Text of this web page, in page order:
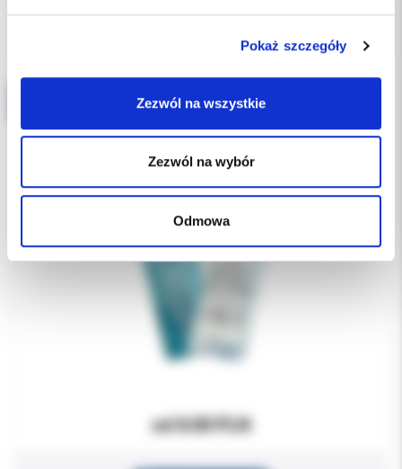
Pokaż szczegóły
Zezwól na wszystkie
Zezwól na wybór
Odmowa
COVERdent osłony stomatologiczne - WARIANTY
od 8.00 PLN